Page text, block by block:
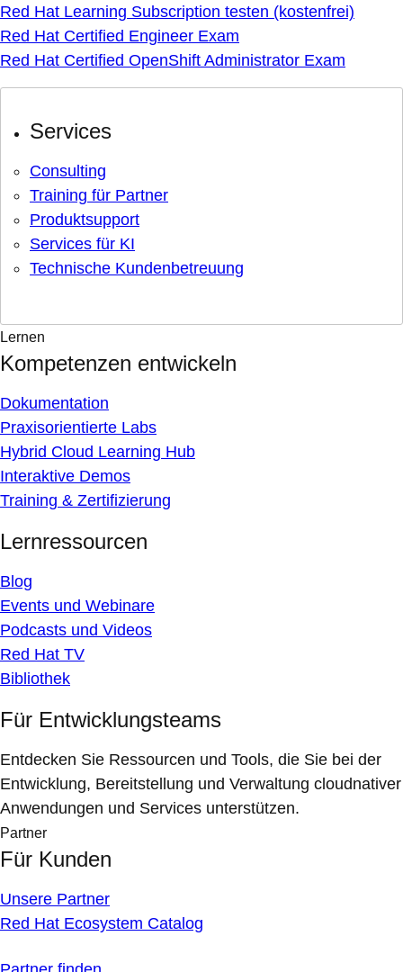
Red Hat Learning Subscription testen (kostenfrei)
Red Hat Certified Engineer Exam
Red Hat Certified OpenShift Administrator Exam
Services
Consulting
Training für Partner
Produktsupport
Services für KI
Technische Kundenbetreuung
Lernen
Kompetenzen entwickeln
Dokumentation
Praxisorientierte Labs
Hybrid Cloud Learning Hub
Interaktive Demos
Training & Zertifizierung
Lernressourcen
Blog
Events und Webinare
Podcasts und Videos
Red Hat TV
Bibliothek
Für Entwicklungsteams
Entdecken Sie Ressourcen und Tools, die Sie bei der
Entwicklung, Bereitstellung und Verwaltung cloudnativer
Anwendungen und Services unterstützen.
Partner
Für Kunden
Unsere Partner
Red Hat Ecosystem Catalog